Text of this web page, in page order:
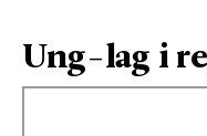
Ung-lag i